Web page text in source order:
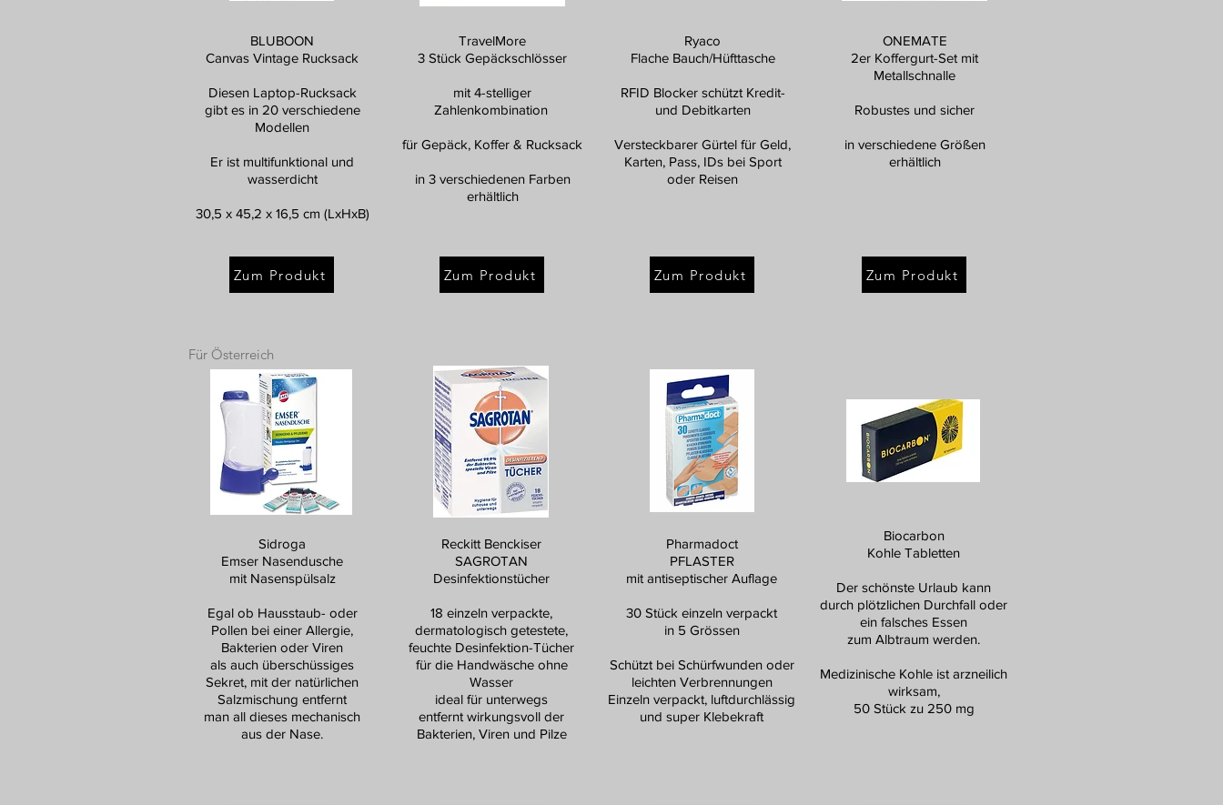
BLUBOON
Canvas Vintage Rucksack
Diesen Laptop-Rucksack
gibt es in 20 verschiedene
Modellen
Er ist multifunktional und
wasserdicht
30,5 x 45,2 x 16,5 cm (LxHxB)
Zum Produkt
TravelMore
3 Stück Gepäckschlösser
mit 4-stelliger
Zahlenkombination
für Gepäck, Koffer & Rucksack
in 3 verschiedenen Farben
erhältlich
Zum Produkt
Ryaco
Flache Bauch/Hüfttasche
RFID Blocker schützt Kredit-
und Debitkarten
Versteckbarer Gürtel für Geld,
Karten, Pass, IDs bei Sport
oder Reisen
Zum Produkt
ONEMATE
2er Koffergurt-Set mit
Metallschnalle
Robustes und sicher
in verschiedene Größen
erhältlich
Zum Produkt
Für Österreich
Sidroga
Emser Nasendusche
mit Nasenspülsalz
Egal ob Hausstaub- oder
Pollen bei einer Allergie,
Bakterien oder Viren
als auch überschüssiges
Sekret, mit der natürlichen
Salzmischung entfernt
man all dieses mechanisch
aus der Nase.
Reckitt Benckiser
SAGROTAN
Desinfektionstücher
18 einzeln verpackte,
dermatologisch getestete,
feuchte Desinfektion-Tücher
für die Handwäsche ohne
Wasser
ideal für unterwegs
entfernt wirkungsvoll der
Bakterien, Viren und Pilze
Pharmadoct
PFLASTER
mit antiseptischer Auflage
30 Stück einzeln verpackt
in 5 Grössen
Schützt bei Schürfwunden oder
leichten Verbrennungen
Einzeln verpackt, luftdurchlässig
und super Klebekraft
Biocarbon
Kohle Tabletten
Der schönste Urlaub kann
durch plötzlichen Durchfall oder
ein falsches Essen
zum Albtraum werden.
Medizinische Kohle ist arzneilich
wirksam,
50 Stück zu 250 mg